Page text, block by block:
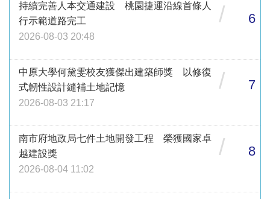
持續完善人本交通建設 桃園捷運沿線首條人
行示範道路完工
2026-08-03 20:48
/ 6
中原大學何黛雯校友獲傑出建築師獎 以修復
式韌性設計縫補土地記憶
2026-08-03 21:17
/ 7
南市府地政局七件土地開發工程 榮獲國家卓
越建設獎
2026-08-04 11:02
/ 8